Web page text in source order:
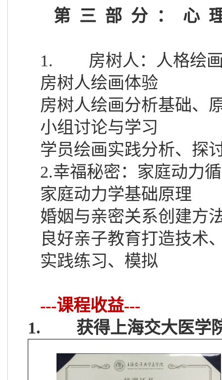
第三部分：心
1.
房树人：人格绘
房树人绘画体验
房树人绘画分析基础、
小组讨论与学习
学员绘画实践分析、探
2.幸福秘密：家庭动力
家庭动力学基础原理
婚姻与亲密关系创建方
良好亲子教育打造技术
实践练习、模拟
---课程收益---
1.
获得上海交大医学